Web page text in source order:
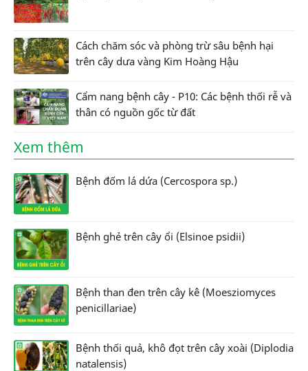
Cách chăm sóc và phòng trừ sâu bệnh hại
trên cây dưa vàng Kim Hoàng Hậu
Cẩm nang bệnh cây - P10: Các bệnh thối rễ và
thân có nguồn gốc từ đất
Xem thêm
Bệnh đốm lá dứa (Cercospora sp.)
Bệnh ghẻ trên cây ổi (Elsinoe psidii)
Bệnh than đen trên cây kê (Moesziomyces
penicillariae)
Bệnh thối quả, khô đọt trên cây xoài (Diplodia
natalensis)